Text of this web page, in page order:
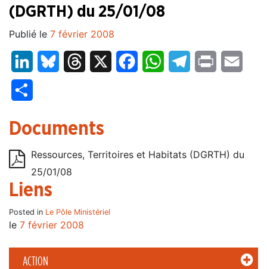
ACTION
(DGRTH) du 25/01/08
Publié le 7 février 2008
LinkedInBluesky Threads FacebookWhatsAppTelegram
Print
Documents
Ressources, Territoires et Habitats (DGRTH) du
25/01/08
Liens
Posted in Le Pôle Ministériel
le 7 février 2008